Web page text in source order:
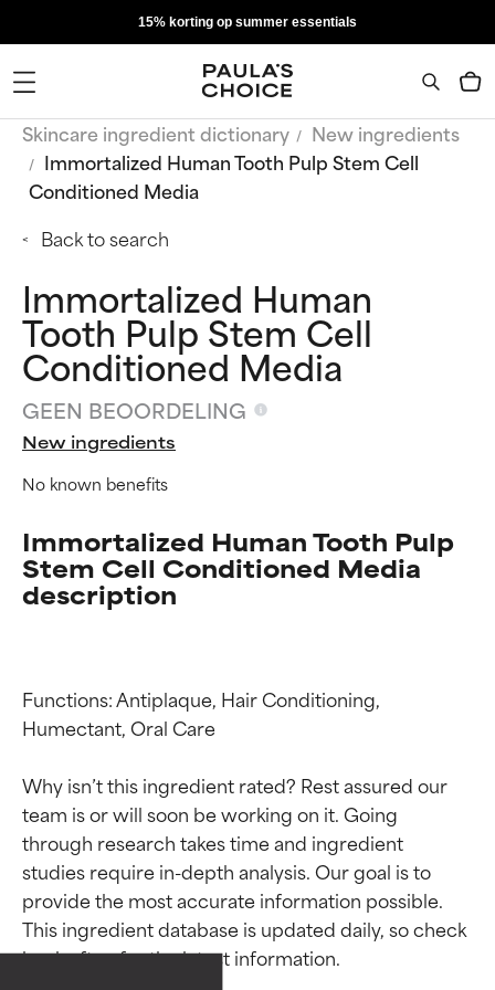
15% korting op summer essentials
Skincare ingredient dictionary
New ingredients
Immortalized Human Tooth Pulp Stem Cell
Conditioned Media
Back to search
Immortalized Human
Tooth Pulp Stem Cell
Conditioned Media
GEEN BEOORDELING
New ingredients
No known benefits
Immortalized Human Tooth Pulp
Stem Cell Conditioned Media
description
Functions: Antiplaque, Hair Conditioning,
Humectant, Oral Care
Why isn’t this ingredient rated? Rest assured our
team is or will soon be working on it. Going
through research takes time and ingredient
studies require in-depth analysis. Our goal is to
provide the most accurate information possible.
This ingredient database is updated daily, so check
Beoordelingen van
ingrediënten
Beoordelingen van
ingrediënten